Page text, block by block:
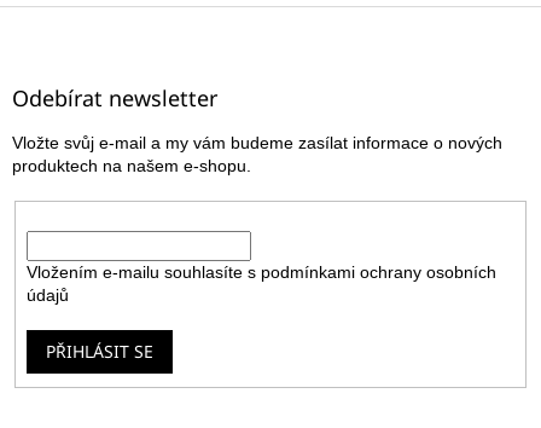
Z
Odebírat newsletter
Vložte svůj e-mail a my vám budeme zasílat informace o nových
produktech na našem e-shopu.
Vložením e-mailu souhlasíte s podmínkami ochrany osobních
údajů
PŘIHLÁSIT SE